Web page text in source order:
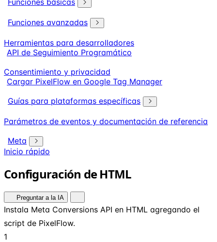
Funciones básicas
Funciones avanzadas
Herramientas para desarrolladores
API de Seguimiento Programático
Consentimiento y privacidad
Cargar PixelFlow en Google Tag Manager
Guías para plataformas específicas
Parámetros de eventos y documentación de referencia
Meta
Inicio rápido
Configuración de HTML
Preguntar a la IA
Instala Meta Conversions API en HTML agregando el
script de PixelFlow.
1